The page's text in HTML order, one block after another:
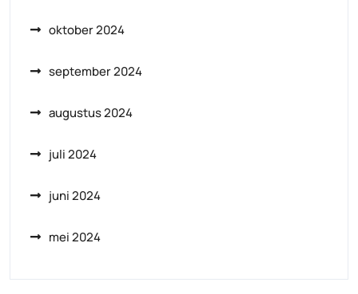
oktober 2024
september 2024
augustus 2024
juli 2024
juni 2024
mei 2024